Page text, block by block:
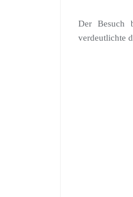
Der Besuch
verdeutlichte